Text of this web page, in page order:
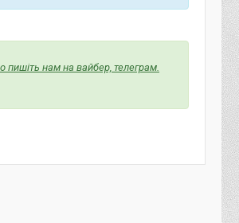
пишіть нам на вайбер, телеграм.